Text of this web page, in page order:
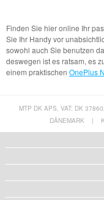
Finden Sie hier online Ihr
Sie Ihr Handy vor
sowohl auch Sie benutzen
deswegen ist es ratsam, es
einem praktischen OnePlus
MTP DK APS, VAT: DK
DÄNEMARK
|